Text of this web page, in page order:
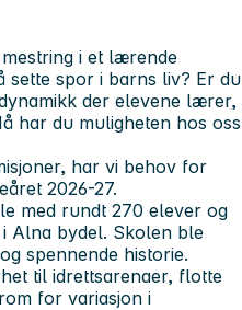
i et lærende
sette spor i barns liv? Er du
der elevene lærer,
har du muligheten hos oss
har vi behov for
2026-27.
med rundt 270 elever og
Alna bydel. Skolen ble
spennende historie.
til idrettsarenaer, flotte
for variasjon i